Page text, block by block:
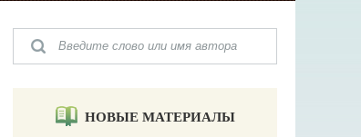
НОВЫЕ МАТЕРИАЛЫ